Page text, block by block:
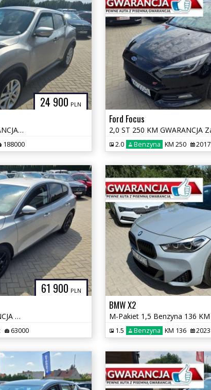
24 900 PLN
1,5 dCi 110 KM Serwis GWARANCJA Zamiana Zarejestrowany
188000
Ford Focus
2.0 Benzyna KM 250 2017
61 900 PLN
1,0 Benzyna 101 KM GWARANCJA Zamiana Zarejestrowany
63000
BMW X2
1.5 Benzyna KM 136 2023